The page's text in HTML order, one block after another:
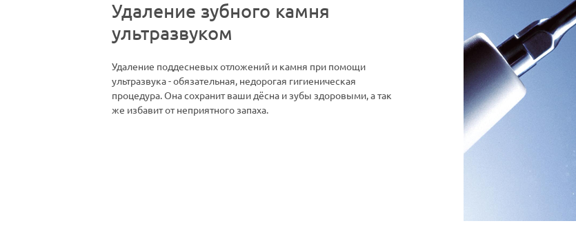
Удаление зубного камня
ультразвуком
Удаление поддесневых отложений и камня при помощи
ультразвука - обязательная, недорогая гигиеническая
процедура. Она сохранит ваши дёсна и зубы здоровыми, а так
же избавит от неприятного запаха.